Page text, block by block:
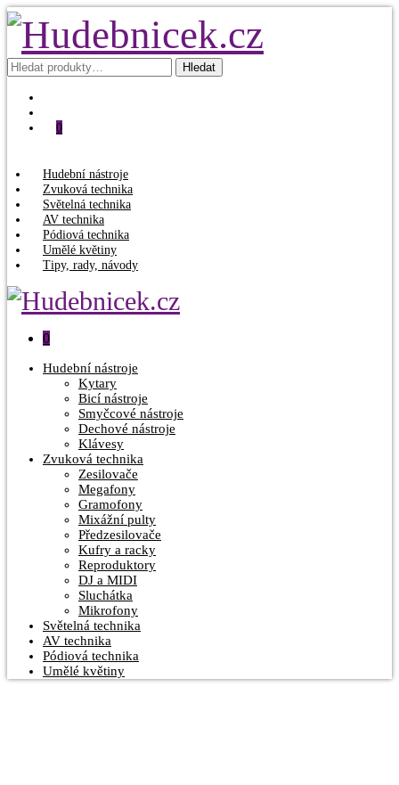
Hledat: Hledat
0
Hudební nástroje
Zvuková technika
Světelná technika
AV technika
Pódiová technika
Umělé květiny
Tipy, rady, návody
0
Hudební nástroje
Kytary
Bicí nástroje
Smyčcové nástroje
Dechové nástroje
Klávesy
Zvuková technika
Zesilovače
Megafony
Gramofony
Mixážní pulty
Předzesilovače
Kufry a racky
Reproduktory
DJ a MIDI
Sluchátka
Mikrofony
Světelná technika
AV technika
Pódiová technika
Umělé květiny